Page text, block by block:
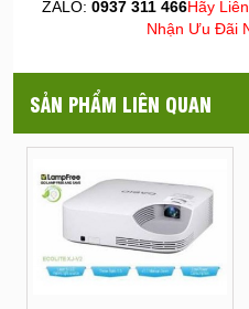
ZALO: 0937 311 466Hãy
Nhận Ưu Đãi
SẢN PHẨM LIÊN QUAN